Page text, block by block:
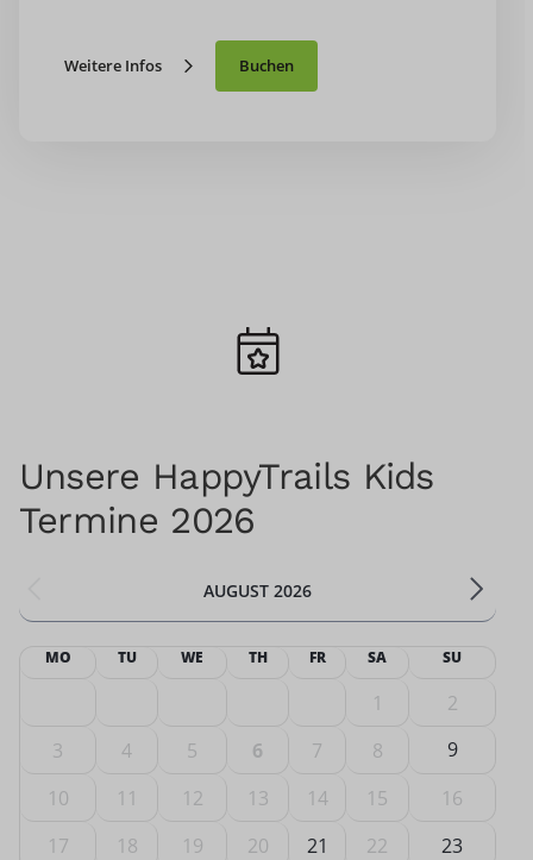
Weitere Infos Buchen
Unsere HappyTrails Kids
Termine 2026
AUGUST 2026
MO TU WE TH FR SA SU
1
2
3
4 5 6 7 8
9
10
11 12 13 14 15
16
17
18 19 20 21 22
23